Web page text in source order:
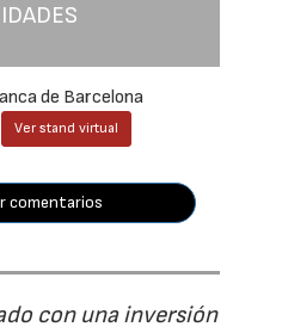
de Barcelona
Ver stand virtual
comentarios
con una inversión